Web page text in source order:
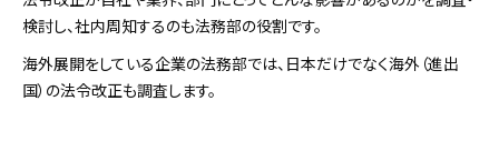
検討し、社内周知するのも法務部の役割です。
海外展開をしている企業の法務部では、日本だけでなく海外（進出
国）の法令改正も調査します。